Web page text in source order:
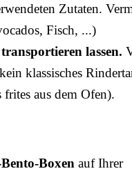
Zutaten.
Fisch, ...)
lassen.
klassisches
aus dem Ofen).
Boxen auf Ihrer